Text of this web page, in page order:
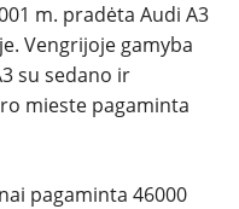
m. pradėta Audi A3
Vengrijoje gamyba
su sedano ir
mieste pagaminta
pagaminta 46000